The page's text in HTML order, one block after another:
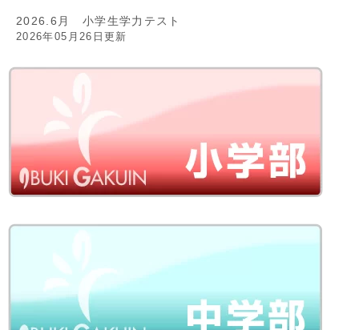
2026.6月 小学生学力テスト
2026年05月26日更新